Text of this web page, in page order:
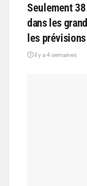
Seulement
dans les
les
il y a 4 semaines